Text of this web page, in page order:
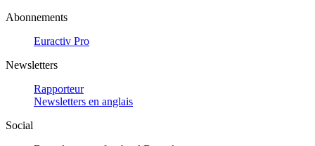
Abonnements
Euractiv Pro
Newsletters
Rapporteur
Newsletters en anglais
Social